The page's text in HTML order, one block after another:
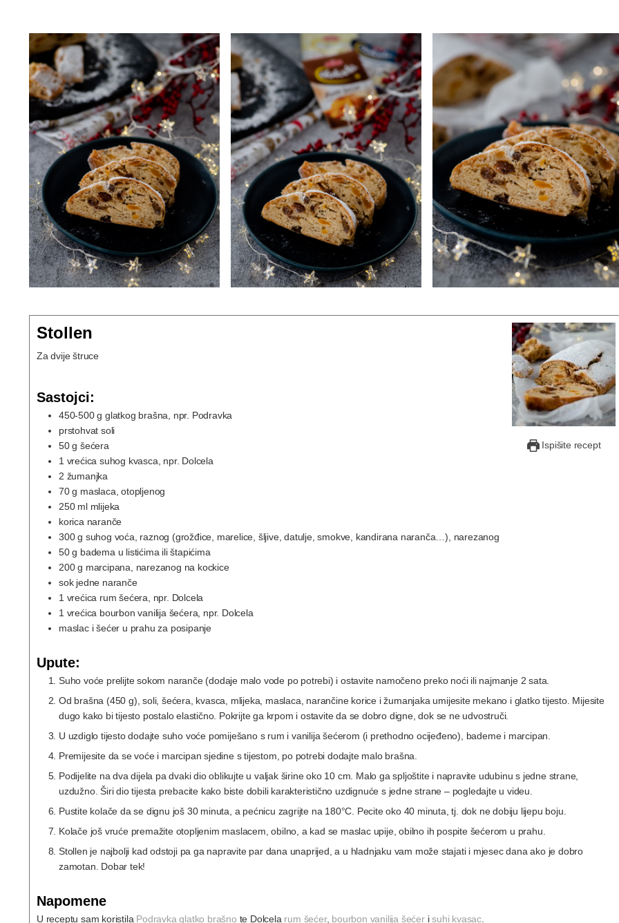
Ispišite recept
Stollen
Za dvije štruce
Sastojci:
450-500 g glatkog brašna, npr. Podravka
prstohvat soli
50 g šećera
1 vrećicasuhog kvasca, npr. Dolcela
2 žumanjka
70 g maslaca, otopljenog
250 ml mlijeka
korica naranče
300 g suhog voća, raznog (grožđice, marelice, šljive, datulje, smokve, kandirana naranča…), narezanog
50 g badema u listićima ili štapićima
200 g marcipana, narezanog na kockice
sok jedne naranče
1 vrećica rum šećera, npr. Dolcela
1 vrećica bourbon vanilija šećera, npr. Dolcela
maslac i šećer u prahu za posipanje
Upute:
Suho voće prelijte sokom naranče (dodaje malo vode po potrebi) i ostavite namočeno preko noći ili najmanje 2 sata.
Od brašna (450 g), soli, šećera, kvasca, mlijeka, maslaca, narančine korice i žumanjaka umijesite mekano i glatko tijesto. Mijesite
dugo kako bi tijesto postalo elastično. Pokrijte ga krpom i ostavite da se dobro digne, dok se ne udvostruči.
U uzdiglo tijesto dodajte suho voće pomiješano s rum i vanilija šećerom (i prethodno ocijeđeno), bademe i marcipan.
Premijesite da se voće i marcipan sjedine s tijestom, po potrebi dodajte malo brašna.
Podijelite na dva dijela pa dvaki dio oblikujte u valjak širine oko 10 cm. Malo ga spljoštite i napravite udubinu s jedne strane,
uzdužno. Širi dio tijesta prebacite kako biste dobili karakteristično uzdignuće s jedne strane – pogledajte u videu.
Pustite kolače da se dignu još 30 minuta, a pećnicu zagrijte na 180°C. Pecite oko 40 minuta, tj. dok ne dobiju lijepu boju.
Kolače još vruće premažite otopljenim maslacem, obilno, a kad se maslac upije, obilno ih pospite šećerom u prahu.
Stollen je najbolji kad odstoji pa ga napravite par dana unaprijed, a u hladnjaku vam može stajati i mjesec dana ako je dobro
zamotan. Dobar tek!
Napomene
U receptu sam koristila Podravka glatko brašno te Dolcela rum šećer, bourbon vanilija šećerisuhi kvasac.